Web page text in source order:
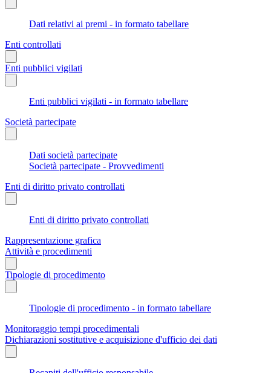
Dati relativi ai premi - in formato tabellare
Enti controllati
Enti pubblici vigilati
Enti pubblici vigilati - in formato tabellare
Società partecipate
Dati società partecipate
Società partecipate - Provvedimenti
Enti di diritto privato controllati
Enti di diritto privato controllati
Rappresentazione grafica
Attività e procedimenti
Tipologie di procedimento
Tipologie di procedimento - in formato tabellare
Monitoraggio tempi procedimentali
Dichiarazioni sostitutive e acquisizione d'ufficio dei dati